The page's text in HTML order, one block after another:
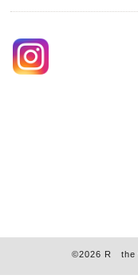
©2026 R the